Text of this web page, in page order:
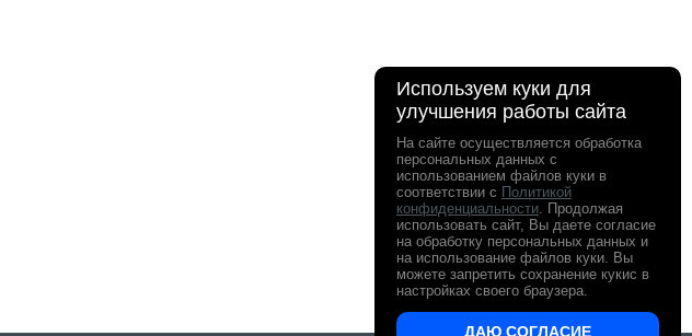
Используем куки для
улучшения работы сайта
На сайте осуществляется обработка
персональных данных с
использованием файлов куки в
соответствии с Политикой
конфиденциальности. Продолжая
использовать сайт, Вы даете согласие
на обработку персональных данных и
на использование файлов куки. Вы
можете запретить сохранение кукис в
настройках своего браузера.
ДАЮ СОГЛАСИЕ